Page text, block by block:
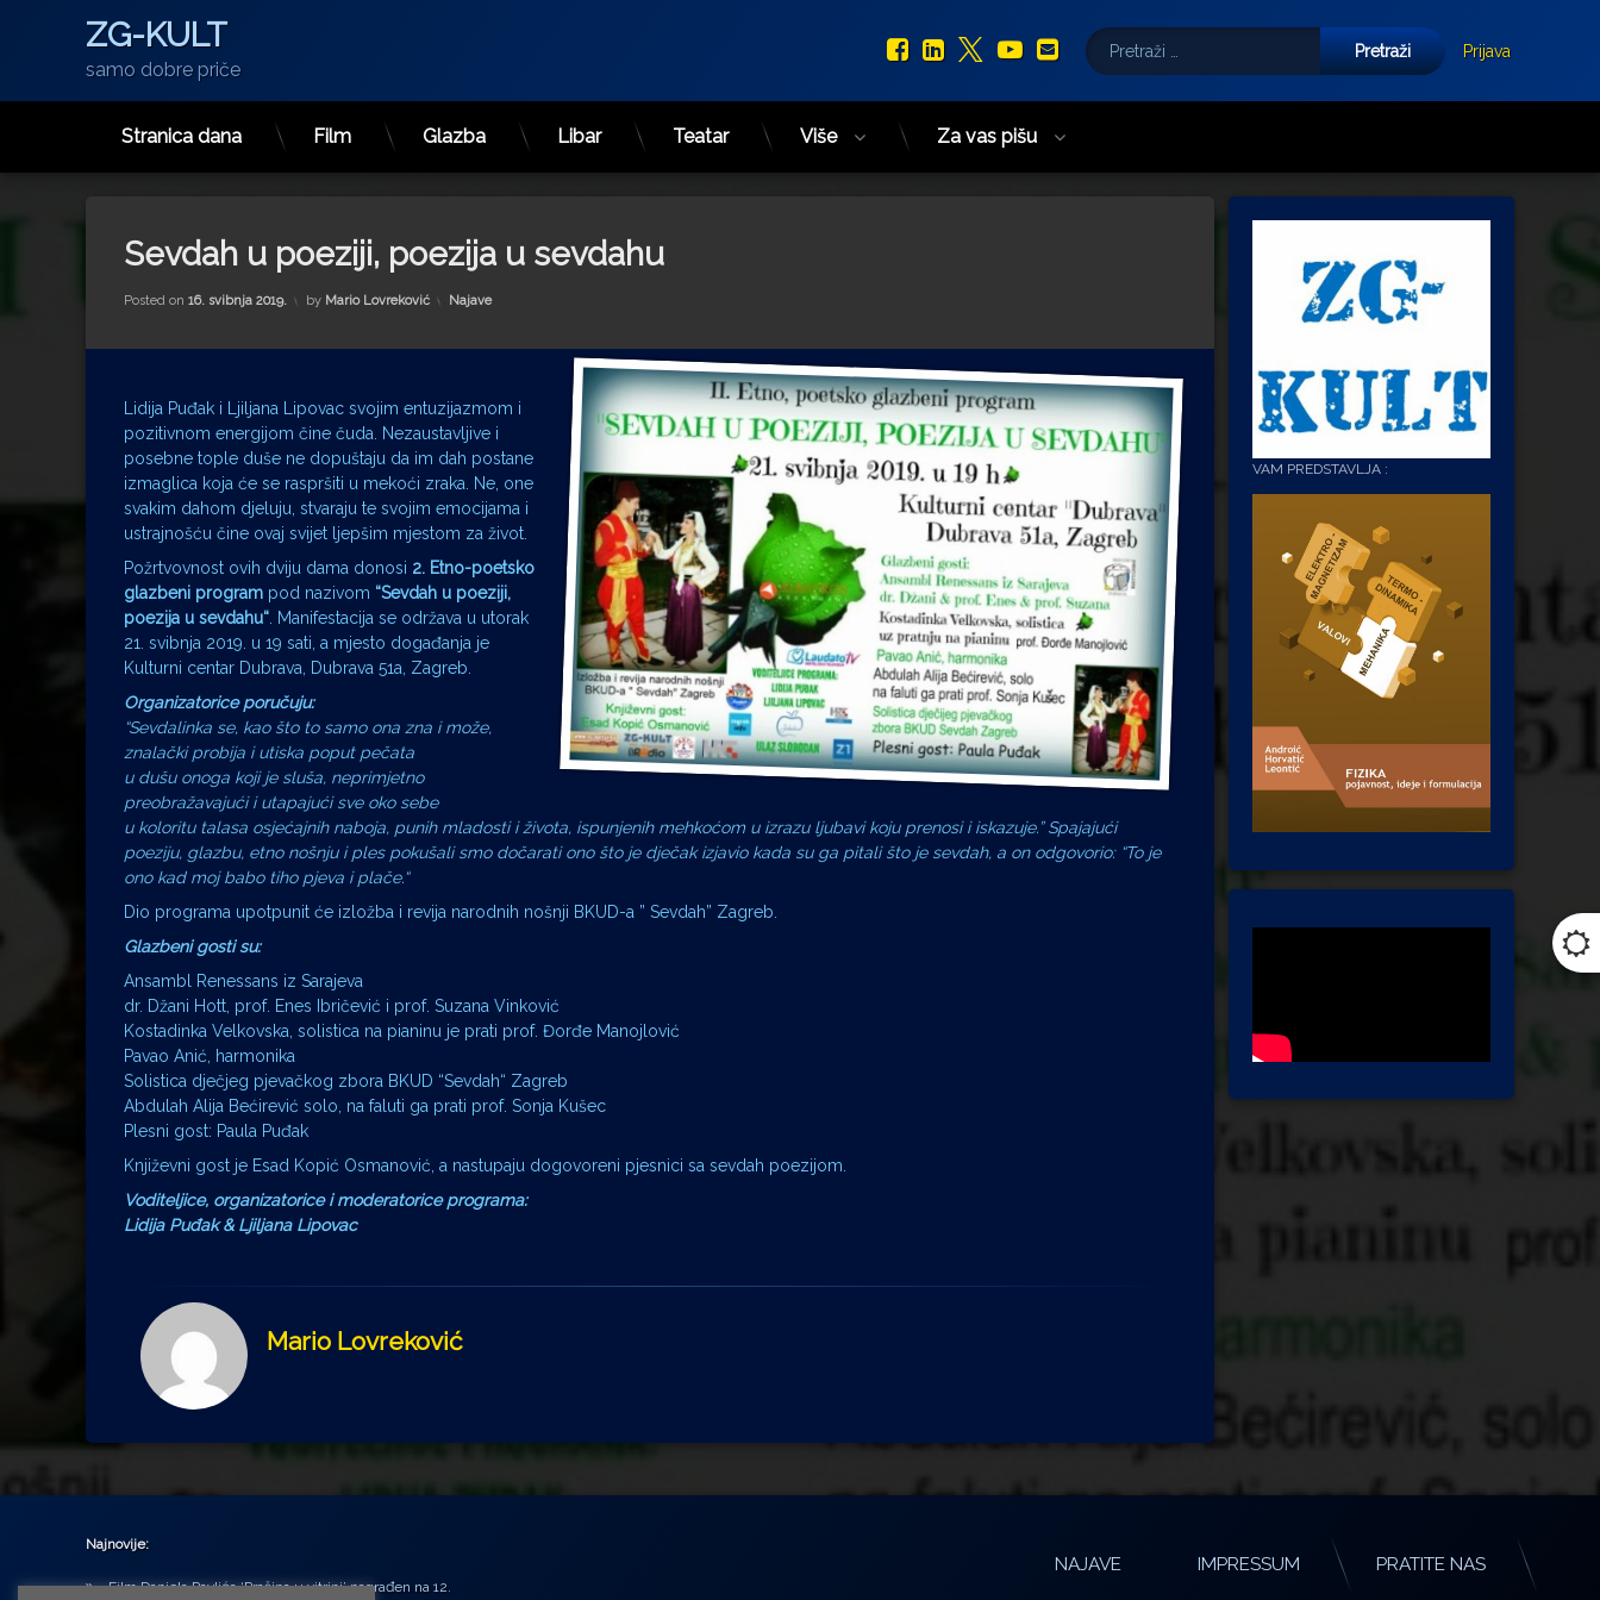
Preskoči
ZG-KULT
samo dobre priče
Facebook
LinkedIn
X.com
YouTube
E-mail
Pretraži:
Prijava
Stranica dana Film Glazba Libar Teatar Više Za vas pišu
Sevdah u poeziji, poezija u sevdahu
Posted on 16. svibnja 2019. by Mario Lovreković Kategorije:
Najave
Lidija Puđak i Ljiljana Lipovac svojim entuzijazmom i
pozitivnom energijom čine čuda. Nezaustavljive i
posebne tople duše ne dopuštaju da im dah postane
izmaglica koja će se raspršiti u mekoći zraka. Ne, one
svakim dahom djeluju, stvaraju te svojim emocijama i
ustrajnošću čine ovaj svijet ljepšim mjestom za život.
Požrtvovnost ovih dviju dama donosi 2. Etno-poetsko
glazbeni program pod nazivom “Sevdah u poeziji,
poezija u sevdahu“ . Manifestacija se održava u utorak
21. svibnja 2019. u 19 sati, a mjesto događanja je
Kulturni centar Dubrava, Dubrava 51a, Zagreb.
Organizatorice poručuju:
“Sevdalinka se, kao što to samo ona zna i može,
znalački probija i utiska poput pečata
u dušu onoga koji je sluša, neprimjetno
preobražavajući i utapajući sve oko sebe
u koloritu talasa osjećajnih naboja, punih mladosti i života, ispunjenih mehkoćom u izrazu ljubavi koju prenosi i iskazuje.” Spajajući
poeziju, glazbu, etno nošnju i ples pokušali smo dočarati ono što je dječak izjavio kada su ga pitali što je sevdah, a on odgovorio: “To je
ono kad moj babo tiho pjeva i plače.“
Dio programa upotpunit će izložba i revija narodnih nošnji BKUD-a ” Sevdah” Zagreb.
Glazbeni gosti su:
Ansambl Renessans iz Sarajeva
dr. Džani Hott, prof. Enes Ibričević i prof. Suzana Vinković
Kostadinka Velkovska, solistica na pianinu je prati prof. Đorđe Manojlović
Pavao Anić, harmonika
Solistica dječjeg pjevačkog zbora BKUD “Sevdah“ Zagreb
Abdulah Alija Bećirević solo, na faluti ga prati prof. Sonja Kušec
Plesni gost: Paula Puđak
Književni gost je Esad Kopić Osmanović, a nastupaju dogovoreni pjesnici sa sevdah poezijom.
Voditeljice, organizatorice i moderatorice programa:
Lidija Puđak & Ljiljana Lipovac
Mario Lovreković
VAM PREDSTAVLJA :
Najnovije:
Film Daniela Pavlića ‘Prašina u vitrini’ nagrađen na 12.
NAJAVE IMPRESSUM PRATITE NAS